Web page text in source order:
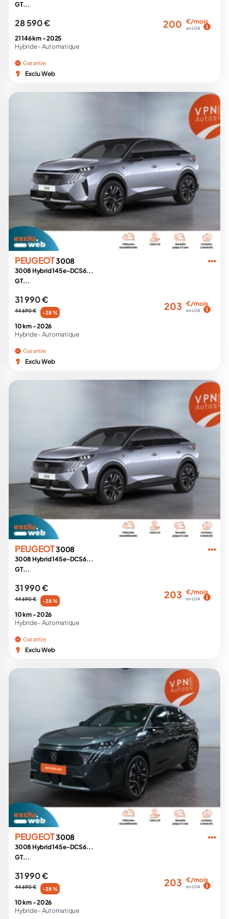
GT...
28 590 € 200 €/mois
en LOA
21 146 km -2025
Hybride - Automatique
Garantie
Exclu Web
PEUGEOT3008
3008 Hybrid 145 e-DCS6...
GT...
31 990 €
44 690 € -28 %
203 €/mois
en LOA
10 km -2026
Hybride - Automatique
Garantie
Exclu Web
PEUGEOT3008
3008 Hybrid 145 e-DCS6...
GT...
31 990 €
44 690 € -28 %
203 €/mois
en LOA
10 km -2026
Hybride - Automatique
Garantie
Exclu Web
PEUGEOT3008
3008 Hybrid 145 e-DCS6...
GT...
31 990 €
44 690 € -28 %
203 €/mois
en LOA
10 km -2026
Hybride - Automatique